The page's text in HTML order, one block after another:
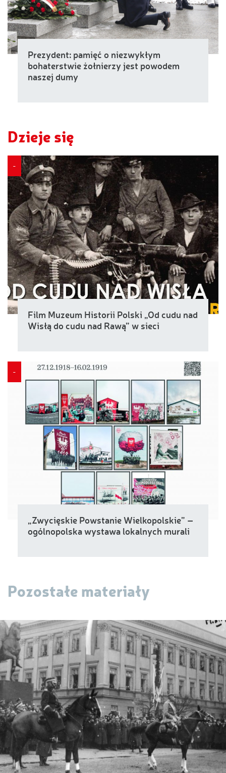
Prezydent: pamięć o niezwykłym
bohaterstwie żołnierzy jest powodem
naszej dumy
Dzieje się
-
Film Muzeum Historii Polski „Od cudu nad
Wisłą do cudu nad Rawą” w sieci
-
„Zwycięskie Powstanie Wielkopolskie” –
ogólnopolska wystawa lokalnych murali
Pozostałe materiały